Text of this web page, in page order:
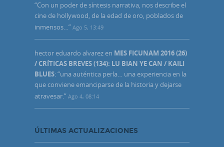
“Con un poder de síntesis narrativa, nos describe el
cine de hollywood, de la edad de oro, poblados de
inmensos…” Ago 5, 13:49
hector eduardo alvarez en MES FICUNAM 2016 (26)
/ CRÍTICAS BREVES (134): LU BIAN YE CAN / KAILI
BLUES: “una auténtica perla… una experiencia en la
que conviene emanciparse de la historia y dejarse
atravesar.” Ago 4, 08:14
ÚLTIMAS ACTUALIZACIONES